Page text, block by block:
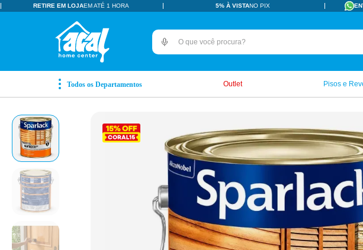
RETIRE EM LOJAEM ATÉ 1 HORA 5% À VISTANO PIX
O que você procura?
Outlet Pisos e
TERMOS MAIS BUSCADOS
pisos revestimentos
2º ceramica
3º tinta
4º porcelanato
5º revestimento
6º vaso sanitário
º pia
9º chuveiro